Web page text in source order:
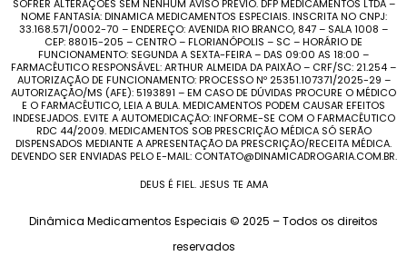
SOFRER ALTERAÇÕES SEM NENHUM AVISO PRÉVIO. DFP MEDICAMENTOS LTDA –
NOME FANTASIA: DINAMICA MEDICAMENTOS ESPECIAIS. INSCRITA NO CNPJ:
33.168.571/0002-70 – ENDEREÇO: AVENIDA RIO BRANCO, 847 – SALA 1008 –
CEP: 88015-205 – CENTRO – FLORIANÓPOLIS – SC – HORÁRIO DE
FUNCIONAMENTO: SEGUNDA A SEXTA-FEIRA – DAS 09:00 AS 18:00 –
FARMACÊUTICO RESPONSÁVEL: ARTHUR ALMEIDA DA PAIXÃO – CRF/SC: 21.254 –
AUTORIZAÇÃO DE FUNCIONAMENTO: PROCESSO Nº 25351.107371/2025-29 –
AUTORIZAÇÃO/MS (AFE): 5193891 – EM CASO DE DÚVIDAS PROCURE O MÉDICO
E O FARMACÊUTICO, LEIA A BULA. MEDICAMENTOS PODEM CAUSAR EFEITOS
INDESEJADOS. EVITE A AUTOMEDICAÇÃO: INFORME-SE COM O FARMACÊUTICO
RDC 44/2009. MEDICAMENTOS SOB PRESCRIÇÃO MÉDICA SÓ SERÃO
DISPENSADOS MEDIANTE A APRESENTAÇÃO DA PRESCRIÇÃO/RECEITA MÉDICA.
DEVENDO SER ENVIADAS PELO E-MAIL: CONTATO@DINAMICADROGARIA.COM.BR.
DEUS É FIEL. JESUS TE AMA
Dinâmica Medicamentos Especiais © 2025 – Todos os direitos
reservados